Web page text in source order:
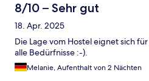
8/10 – Sehr gut
18. Apr. 2025
Die Lage vom Hostel eignet sich
alle Bedürfnisse :-).
Melanie, Aufenthalt von 2 Nächten